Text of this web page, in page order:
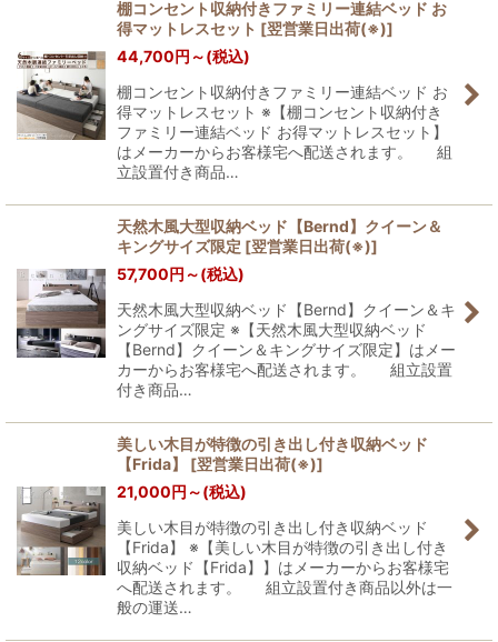
絞り込む
棚コンセント収納付きファミリー連結ベッド お
得マットレスセット [翌営業日出荷(※)]
44,700円 ～(税込)
棚コンセント収納付きファミリー連結ベッド お
得マットレスセット ※【棚コンセント収納付き
ファミリー連結ベッド お得マットレスセット】
はメーカーからお客様宅へ配送されます。 組
立設置付き商品…
天然木風大型収納ベッド【Bernd】クイーン＆
キングサイズ限定 [翌営業日出荷(※)]
57,700円 ～(税込)
天然木風大型収納ベッド【Bernd】クイーン＆キ
ングサイズ限定 ※【天然木風大型収納ベッド
【Bernd】クイーン＆キングサイズ限定】はメー
カーからお客様宅へ配送されます。 組立設置
付き商品…
美しい木目が特徴の引き出し付き収納ベッド
【Frida】
[翌営業日出荷(※)]
21,000円 ～(税込)
美しい木目が特徴の引き出し付き収納ベッド
【Frida】 ※【美しい木目が特徴の引き出し付き
収納ベッド【Frida】】はメーカーからお客様宅
へ配送されます。 組立設置付き商品以外は一
般の運送…